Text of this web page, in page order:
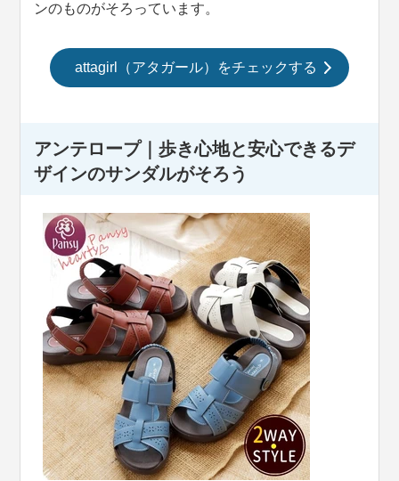
ンのものがそろっています。
attagirl（アタガール）をチェックする
アンテロープ｜歩き心地と安心できるデ
ザインのサンダルがそろう